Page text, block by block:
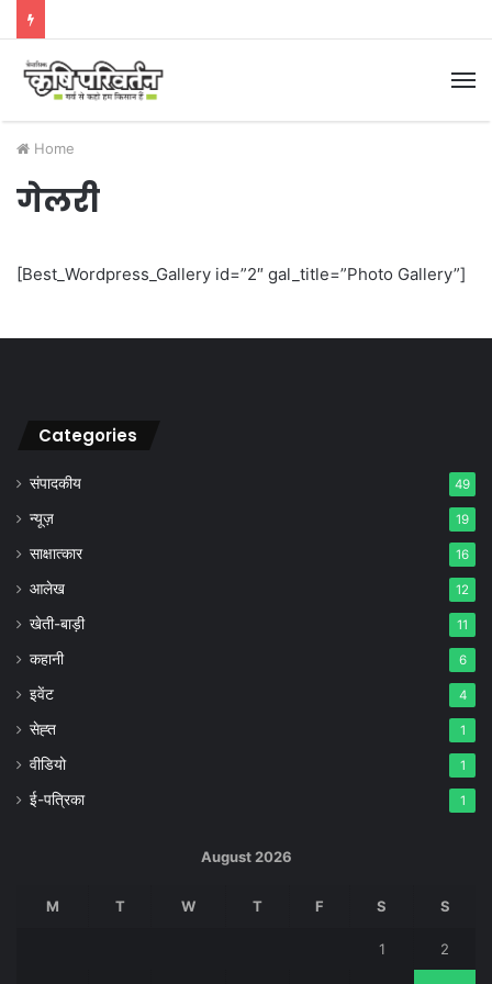
Home
गेलरी
[Best_Wordpress_Gallery id=”2″ gal_title=”Photo Gallery”]
Categories
संपादकीय 49
न्यूज़ 19
साक्षात्कार 16
आलेख 12
खेती-बाड़ी 11
कहानी 6
इवेंट 4
सेह्त 1
वीडियो 1
ई-पत्रिका 1
August 2026
M T W T F S S
1 2